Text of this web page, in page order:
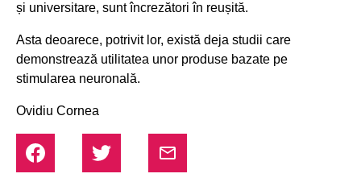
și universitare, sunt încrezători în reușită.
Asta deoarece, potrivit lor, există deja studii care
demonstrează utilitatea unor produse bazate pe
stimularea neuronală.
Ovidiu Cornea